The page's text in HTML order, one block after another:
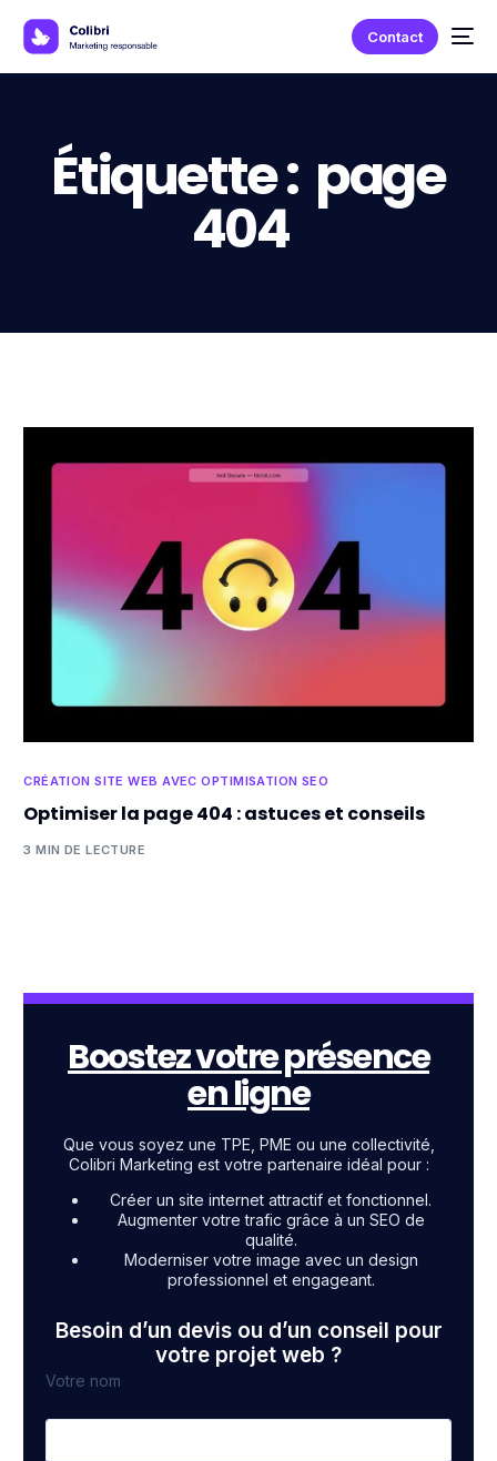
Contact
Étiquette : page
404
CRÉATION SITE WEB AVEC OPTIMISATION SEO
Optimiser la page 404 : astuces et conseils
3 MIN DE LECTURE
Boostez votre présence
en ligne
Que vous soyez une TPE, PME ou une collectivité,
Colibri Marketing est votre partenaire idéal pour :
Créer un site internet attractif et fonctionnel.
Augmenter votre trafic grâce à un SEO de
qualité.
Moderniser votre image avec un design
professionnel et engageant.
Besoin d’un devis ou d’un conseil pour
votre projet web ?
Votre nom